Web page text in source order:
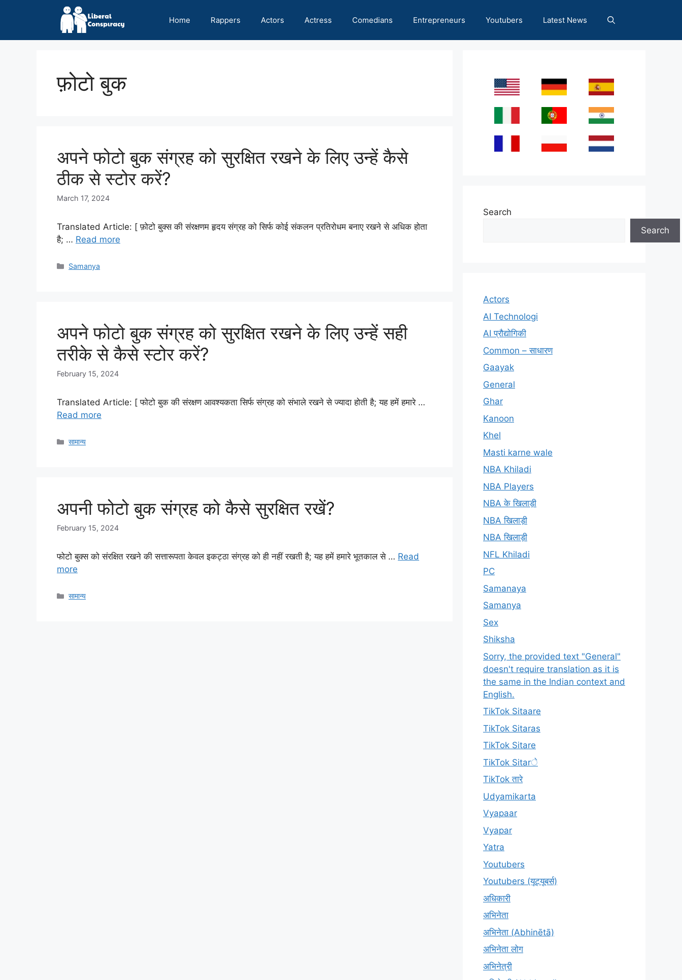
Home Rappers Actors Actress Comedians Entrepreneurs Youtubers Latest News
फ़ोटो बुक
अपने फोटो बुक संग्रह को सुरक्षित रखने के लिए उन्हें कैसे
ठीक से स्टोर करें?
March 17, 2024
Translated Article: [ फ़ोटो बुक्स की संरक्षणम हृदय संग्रह को सिर्फ कोई संकलन प्रतिरोधम बनाए रखने से अधिक होता
है; … Read more
Categories
Samanya
अपने फोटो बुक संग्रह को सुरक्षित रखने के लिए उन्हें सही
तरीके से कैसे स्टोर करें?
February 15, 2024
Translated Article: [ फोटो बुक की संरक्षण आवश्यकता सिर्फ संग्रह को संभाले रखने से ज्यादा होती है; यह हमें हमारे …
Read more
Categories
सामान्य
अपनी फोटो बुक संग्रह को कैसे सुरक्षित रखें?
February 15, 2024
फोटो बुक्स को संरक्षित रखने की सत्तारूपता केवल इकट्ठा संग्रह को ही नहीं रखती है; यह हमें हमारे भूतकाल से … Read
more
Categories
सामान्य
Search
Search
Actors
AI Technologi
AI प्रौद्योगिकी
Common – साधारण
Gaayak
General
Ghar
Kanoon
Khel
Masti karne wale
NBA Khiladi
NBA Players
NBA के खिलाड़ी
NBA खिलाड़ी
NBA खिलाड़ी
NFL Khiladi
PC
Samanaya
Samanya
Sex
Shiksha
Sorry, the provided text "General"
doesn't require translation as it is
the same in the Indian context and
English.
TikTok Sitaare
TikTok Sitaras
TikTok Sitare
TikTok Sitarे
TikTok तारे
Udyamikarta
Vyapaar
Vyapar
Yatra
Youtubers
Youtubers (यूट्यूबर्स)
अधिकारी
अभिनेता
अभिनेता (Abhinētā)
अभिनेता लोग
अभिनेत्री